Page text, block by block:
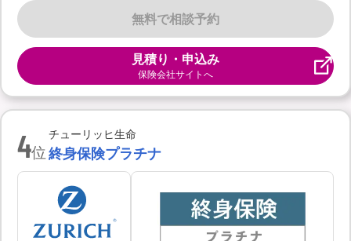
無料で相談予約
見積り・申込み
保険会社サイトへ
4位
チューリッヒ生命
終身保険プラチナ